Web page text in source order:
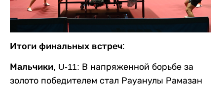
Итоги финальных встреч:
Мальчики, U-11: В напряженной борьбе за
золото победителем стал Рауанулы Рамазан